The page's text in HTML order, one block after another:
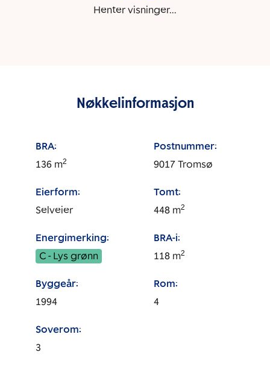
Henter visninger...
Nøkkelinformasjon
BRA:
136 m2
Postnummer:
9017 Tromsø
Eierform:
Selveier
Tomt:
448 m2
Energimerking:
C - Lys grønn
BRA-i:
118 m2
Byggeår:
1994
Rom:
4
Soverom:
3